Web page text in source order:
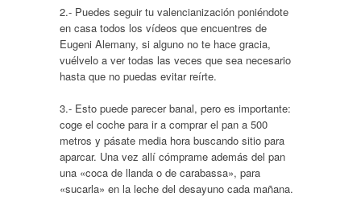
2.- Puedes seguir tu valencianización poniéndote
en casa todos los vídeos que encuentres de
Eugeni Alemany, si alguno no te hace gracia,
vuélvelo a ver todas las veces que sea necesario
hasta que no puedas evitar reírte.
3.- Esto puede parecer banal, pero es importante:
coge el coche para ir a comprar el pan a 500
metros y pásate media hora buscando sitio para
aparcar. Una vez allí cómprame además del pan
una «coca de llanda o de carabassa», para
«sucarla» en la leche del desayuno cada mañana.